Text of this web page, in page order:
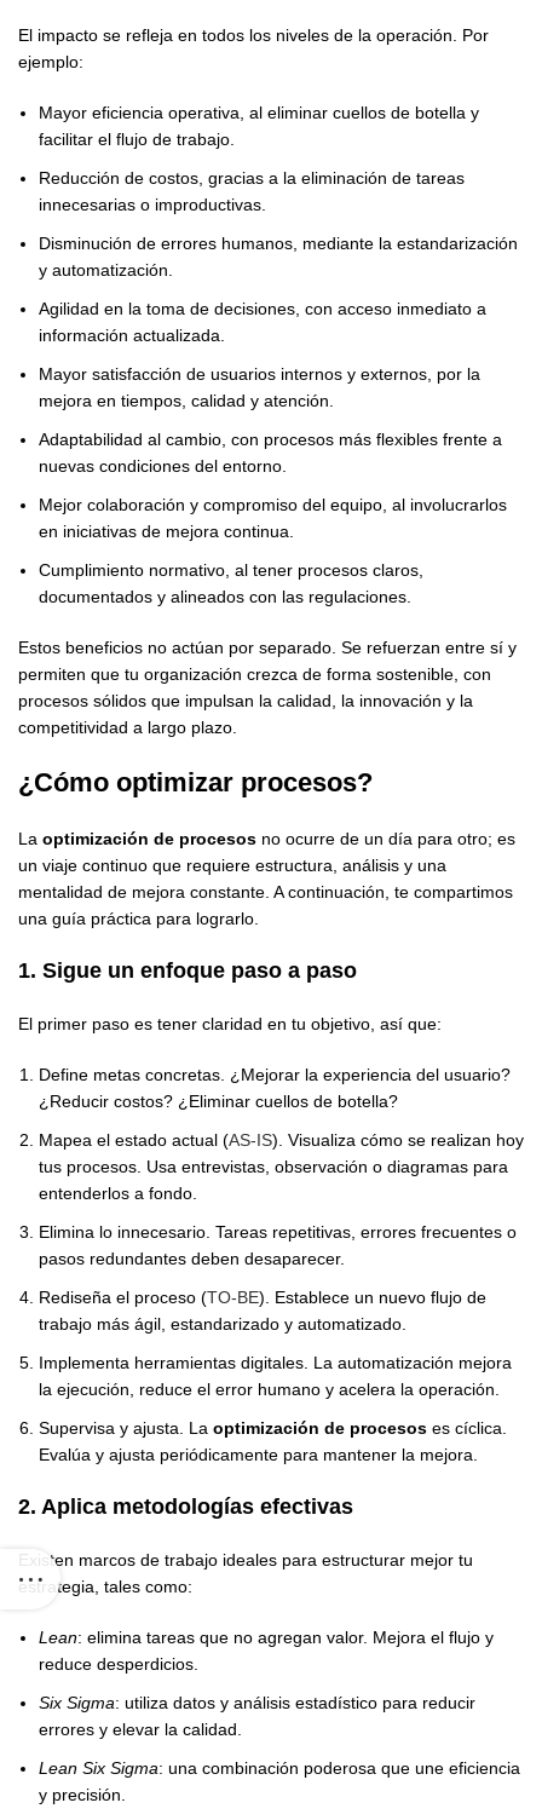
El impacto se refleja en todos los niveles de la operación. Por
ejemplo:
Mayor eficiencia operativa, al eliminar cuellos de botella y
facilitar el flujo de trabajo.
Reducción de costos, gracias a la eliminación de tareas
innecesarias o improductivas.
Disminución de errores humanos, mediante la estandarización
y automatización.
Agilidad en la toma de decisiones, con acceso inmediato a
información actualizada.
Mayor satisfacción de usuarios internos y externos, por la
mejora en tiempos, calidad y atención.
Adaptabilidad al cambio, con procesos más flexibles frente a
nuevas condiciones del entorno.
Mejor colaboración y compromiso del equipo, al involucrarlos
en iniciativas de mejora continua.
Cumplimiento normativo, al tener procesos claros,
documentados y alineados con las regulaciones.
Estos beneficios no actúan por separado. Se refuerzan entre sí y
permiten que tu organización crezca de forma sostenible, con
procesos sólidos que impulsan la calidad, la innovación y la
competitividad a largo plazo.
¿Cómo optimizar procesos?
La optimización de procesos no ocurre de un día para otro; es
un viaje continuo que requiere estructura, análisis y una
mentalidad de mejora constante. A continuación, te compartimos
una guía práctica para lograrlo.
1. Sigue un enfoque paso a paso
El primer paso es tener claridad en tu objetivo, así que:
Define metas concretas. ¿Mejorar la experiencia del usuario?
¿Reducir costos? ¿Eliminar cuellos de botella?
Mapea el estado actual (AS-IS). Visualiza cómo se realizan hoy
tus procesos. Usa entrevistas, observación o diagramas para
entenderlos a fondo.
Elimina lo innecesario. Tareas repetitivas, errores frecuentes o
pasos redundantes deben desaparecer.
Rediseña el proceso (TO-BE). Establece un nuevo flujo de
trabajo más ágil, estandarizado y automatizado.
Implementa herramientas digitales. La automatización mejora
la ejecución, reduce el error humano y acelera la operación.
Supervisa y ajusta. La optimización de procesos es cíclica.
Evalúa y ajusta periódicamente para mantener la mejora.
2. Aplica metodologías efectivas
Existen marcos de trabajo ideales para estructurar mejor tu
estrategia, tales como:
Lean: elimina tareas que no agregan valor. Mejora el flujo y
reduce desperdicios.
Six Sigma: utiliza datos y análisis estadístico para reducir
errores y elevar la calidad.
Lean Six Sigma: una combinación poderosa que une eficiencia
y precisión.